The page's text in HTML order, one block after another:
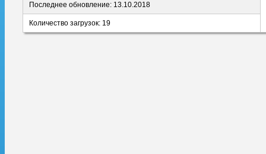
Последнее обновление: 13.10.2018
Количество загрузок: 19